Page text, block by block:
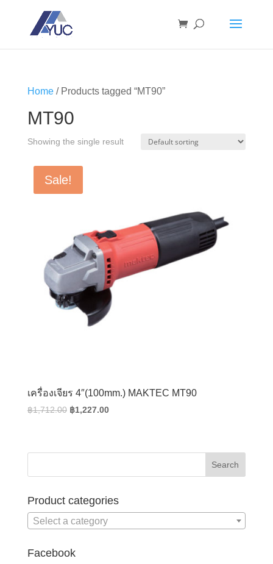
Home/ Products tagged “MT90”
MT90
Showing the single result
Sale!
เครื่องเจียร 4″(100mm.) MAKTEC MT90
฿1,712.00 Original
฿1,712.00.
฿1,227.00Current
฿1,227.00.
Product categories
Select a category
Facebook